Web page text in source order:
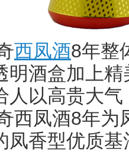
西凤酒8年整
明酒盒加上
人以高贵大
凤酒8年为
凤香型优质